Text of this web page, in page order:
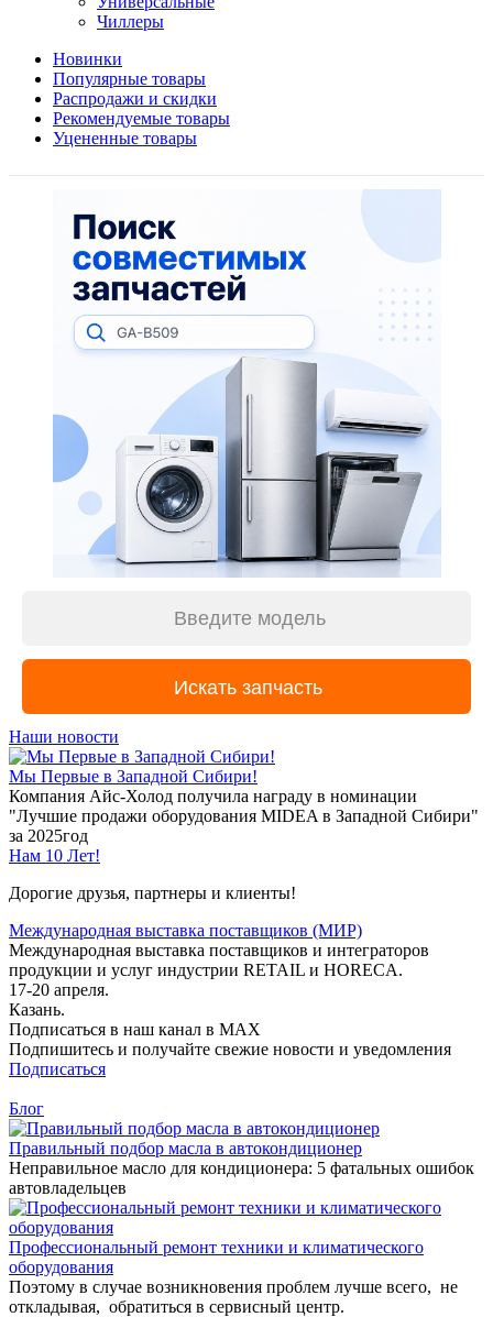
Чиллеры
Новинки
Популярные товары
Распродажи и скидки
Рекомендуемые товары
Уцененные товары
Наши новости
Мы Первые в Западной Сибири!
Компания Айс-Холод получила награду в номинации
"Лучшие продажи оборудования MIDEA в Западной Сибири"
за 2025год
Нам 10 Лет!
Дорогие друзья, партнеры и клиенты!
Международная выставка поставщиков (МИР)
Международная выставка поставщиков и интеграторов
продукции и услуг индустрии RETAIL и HORECA.
17-20 апреля.
Казань.
Подписаться в наш канал в MAX
Подпишитесь и получайте свежие новости и уведомления
Подписаться
Блог
Правильный подбор масла в автокондиционер
Неправильное масло для кондиционера: 5 фатальных ошибок
автовладельцев
Профессиональный ремонт техники и климатического
оборудования
Поэтому в случае возникновения проблем лучше всего, не
откладывая, обратиться в сервисный центр.